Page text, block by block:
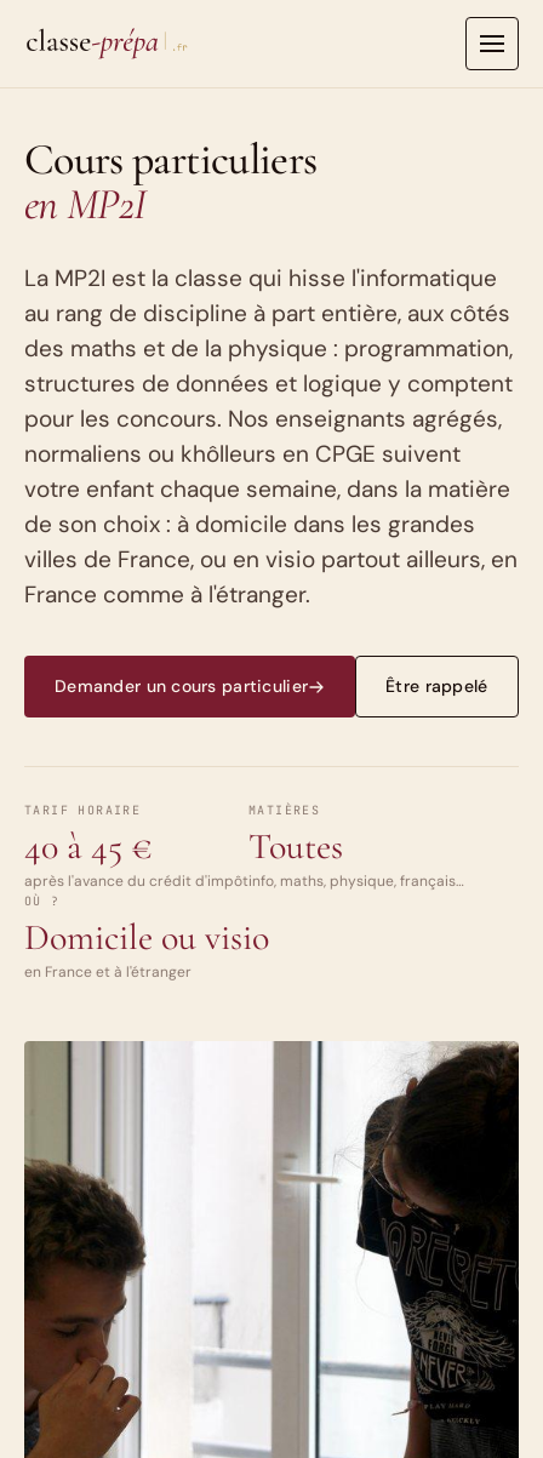
contenu
Cours particuliers
en MP2I
La MP2I est la classe qui hisse l'informatique
au rang de discipline à part entière, aux côtés
des maths et de la physique : programmation,
structures de données et logique y comptent
pour les concours. Nos enseignants agrégés,
normaliens ou khôlleurs en CPGE suivent
votre enfant chaque semaine, dans la matière
de son choix : à domicile dans les grandes
villes de France, ou en visio partout ailleurs, en
France comme à l'étranger.
Demander un cours particulier Être rappelé
TARIF HORAIRE
40 à 45 €
après l'avance du crédit d'impôt
MATIÈRES
Toutes
info, maths, physique, français…
OÙ ?
Domicile ou visio
en France et à l'étranger